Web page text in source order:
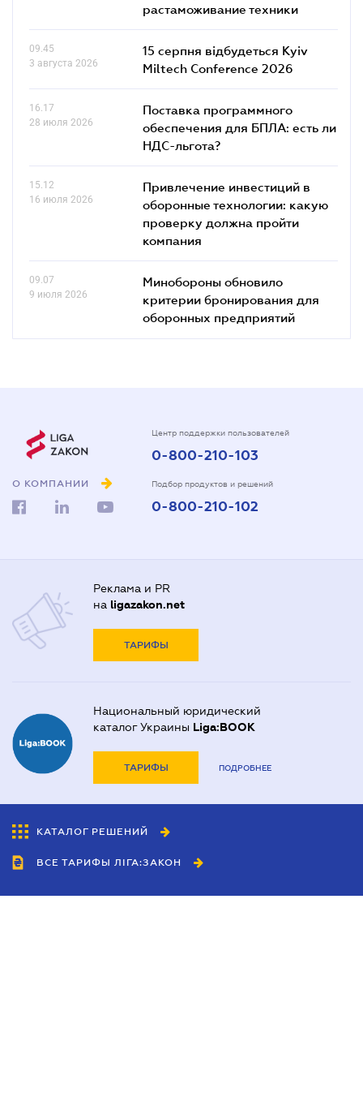
растаможивание техники
09.45
3 августа 2026
15 серпня відбудеться Kyiv
Miltech Conference 2026
16.17
28 июля 2026
Поставка программного
обеспечения для БПЛА: есть ли
НДС-льгота?
15.12
16 июля 2026
Привлечение инвестиций в
оборонные технологии: какую
проверку должна пройти
компания
09.07
9 июля 2026
Минобороны обновило
критерии бронирования для
оборонных предприятий
О КОМПАНИИ
Центр поддержки пользователей
0-800-210-103
Подбор продуктов и решений
0-800-210-102
Реклама и PR
на ligazakon.net
ТАРИФЫ
Национальный юридический
каталог Украины Liga:BOOK
ТАРИФЫ ПОДРОБНЕЕ
КАТАЛОГ РЕШЕНИЙ
ВСЕ ТАРИФЫ ЛІГА:ЗАКОН